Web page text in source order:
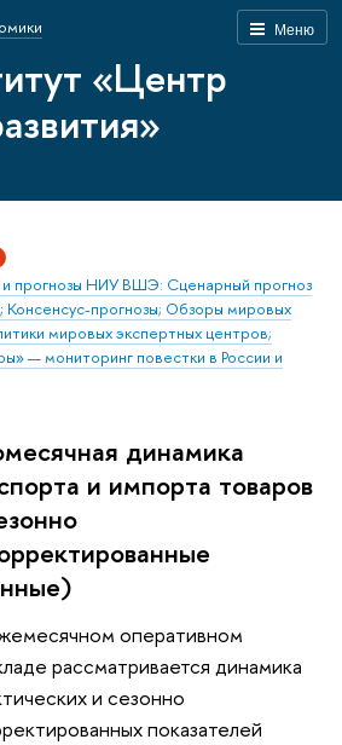
Меню
«Центр
и прогнозы НИУ ВШЭ: Сценарный прогноз
Консенсус-прогнозы; Обзоры мировых
мировых экспертных центров;
— мониторинг повестки в России и
динамика
и импорта товаров
оперативном
рассматривается динамика
и сезонно
показателей